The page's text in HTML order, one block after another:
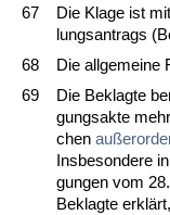
67
Die Kla­ge ist
lungs­an­trags
68
Die all­ge­mei­ne
69
Die Be­klag­te
gungs­ak­te
chen
Ins­be­son­de­re
gun­gen vom
Be­klag­te